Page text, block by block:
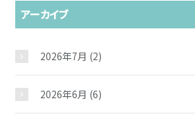
アーカイブ
2026年7月 (2)
2026年6月 (6)